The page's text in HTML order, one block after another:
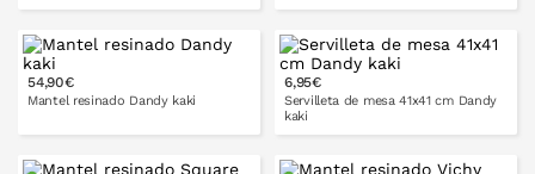
PONLO EN LA CESTA
100 x 140
cm
140 x 140
cm
54,90€
Mantel resinado Dandy kaki
140x200
140x250
6,95€
Servilleta de mesa 41x41 cm Dandy
kaki